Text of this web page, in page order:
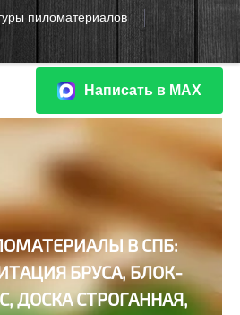
пиломатериалов
Написать в МАХ
В СПБ:
БРУСА,БЛОК-
ДОСКА СТРОГАННАЯ,